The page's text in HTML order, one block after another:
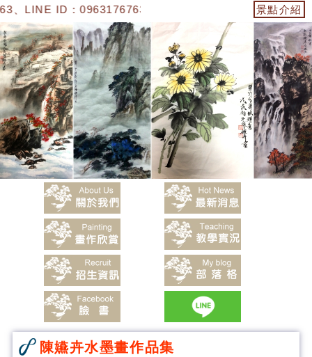
LINE ID：0963176763】「陳嬿卉水墨畫」 景點介紹
陳嬿卉水墨畫作品集